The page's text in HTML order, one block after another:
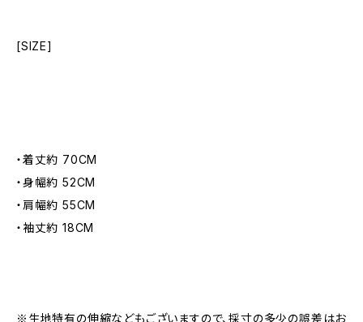
[SIZE]
・着丈約 70CM
・身幅約 52CM
・肩幅約 55CM
・袖丈約 18CM
※生地特有の伸縮などもございますので、採寸の多少の誤差はお